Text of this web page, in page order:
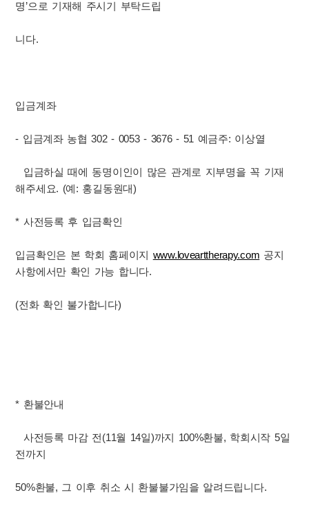
명’으로 기재해 주시기 부탁드립
니다.
입금계좌
- 입금계좌 농협 302 - 0053 - 3676 - 51 예금주: 이상열
입금하실 때에 동명이인이 많은 관계로 지부명을 꼭 기재
해주세요. (예: 홍길동원대)
* 사전등록 후 입금확인
입금확인은 본 학회 홈페이지 www.lovearttherapy.com 공지
사항에서만 확인 가능 합니다.
(전화 확인 불가합니다)
* 환불안내
사전등록 마감 전(11월 14일)까지 100%환불, 학회시작 5일
전까지
50%환불, 그 이후 취소 시 환불불가임을 알려드립니다.